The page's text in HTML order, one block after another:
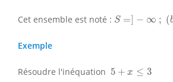
Cet ensemble est noté : S = − ∞ ; (
S= − (b − a)
Exemple
Résoudre l'inéquation 5 + x ≤ 3
5 + ≤ 3